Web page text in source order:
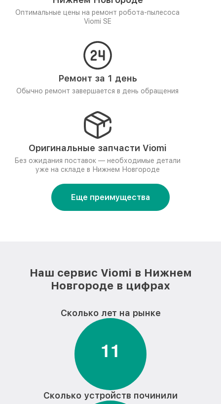
Оптимальные цены на ремонт робота-пылесоса
Viomi SE
Ремонт за 1 день
Обычно ремонт завершается в день обращения
Оригинальные запчасти Viomi
Без ожидания поставок — необходимые детали
уже на складе в Нижнем Новгороде
Еще преимущества
Наш сервис Viomi в Нижнем
Новгороде в цифрах
Сколько лет на рынке
11
Сколько устройств починили